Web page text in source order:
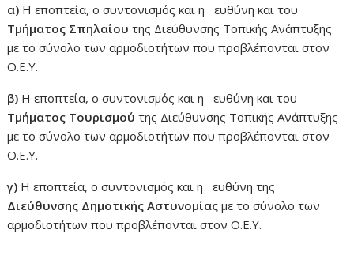
α) Η εποπτεία, ο συντονισμός και η ευθύνη και του
Τμήματος Σπηλαίου της Διεύθυνσης Τοπικής Ανάπτυξης
με το σύνολο των αρμοδιοτήτων που προβλέπονται στον
Ο.Ε.Υ.
β) Η εποπτεία, ο συντονισμός και η ευθύνη και του
Τμήματος Τουρισμού της Διεύθυνσης Τοπικής Ανάπτυξης
με το σύνολο των αρμοδιοτήτων που προβλέπονται στον
Ο.Ε.Υ.
γ) Η εποπτεία, ο συντονισμός και η ευθύνη της
Διεύθυνσης Δημοτικής Αστυνομίας με το σύνολο των
αρμοδιοτήτων που προβλέπονται στον Ο.Ε.Υ.